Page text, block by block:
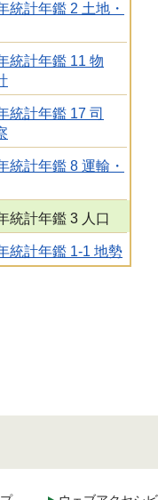
統計年鑑 2 土地・
統計年鑑 11 物
統計年鑑 17 司
統計年鑑 8 運輸・
統計年鑑 3 人口
統計年鑑 1-1 地勢